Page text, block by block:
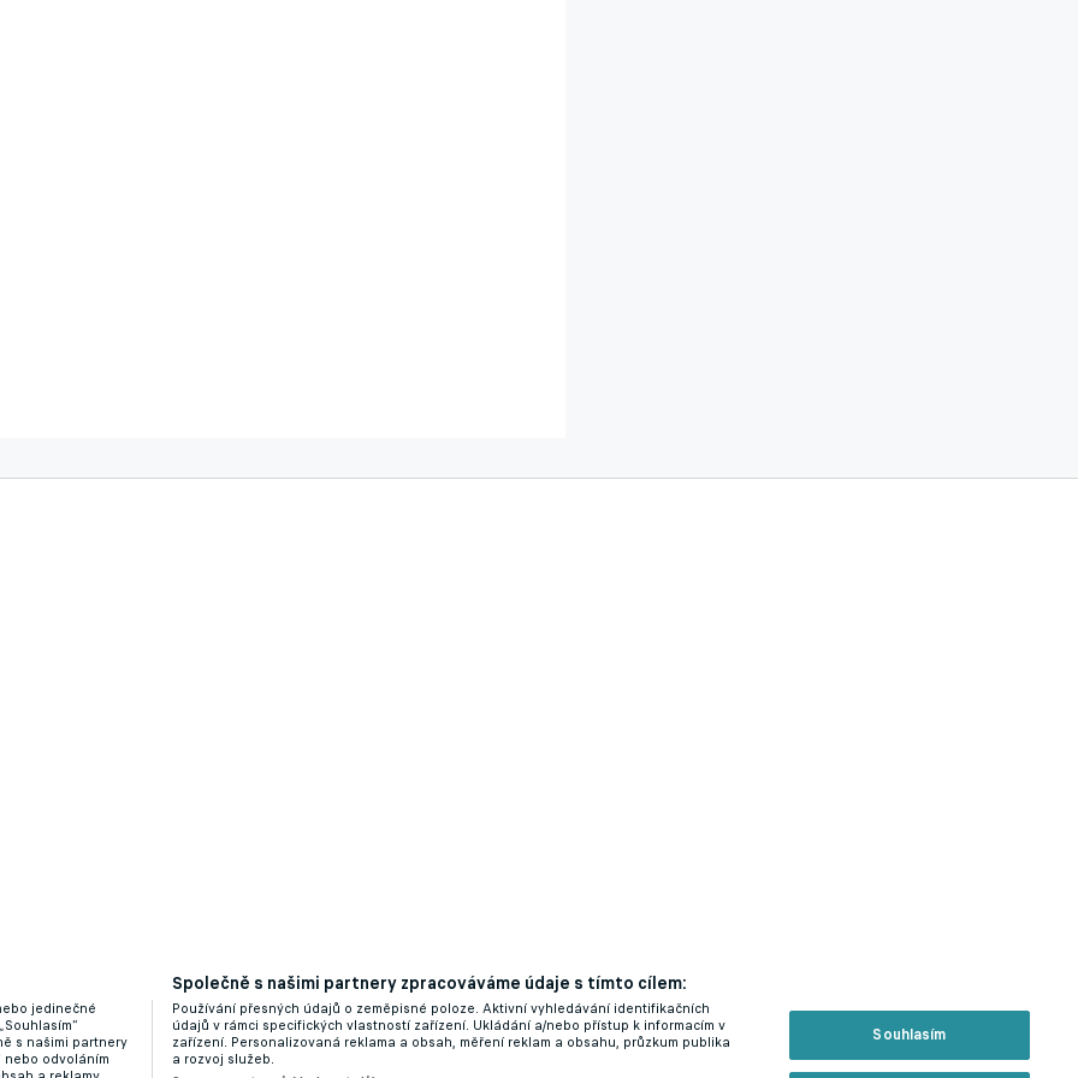
zničil City a láme rekordy Premier League
jedinečné
s našimi partnery
nebo odvoláním
Společně s našimi partnery zpracováváme údaje s tímto cílem:
Používání přesných údajů o zeměpisné poloze. Aktivní vyhledávání identifikačních
údajů v rámci specifických vlastností zařízení. Ukládání a/nebo přístup k informacím v
zařízení. Personalizovaná reklama a obsah, měření reklam a obsahu, průzkum publika
a rozvoj služeb.
Souhlasím